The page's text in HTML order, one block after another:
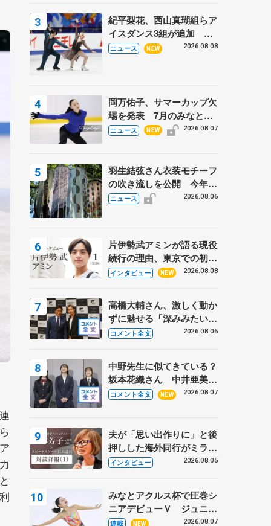
紀平梨花、西山真瑚組らア
イスダンス3組が追加 い
くこう、かほゆうも、木下
ニュース NEW 2026.08.08
岡万佑子、サマーカップ欠
場を発表 7月のみなとア
クルス杯は腰痛の影響で
ニュース NEW 2026.08.07
羽生結弦さん衣装モチーフ
の吹き流しを公開 今年は
「春よ、来い」、仙台の瑞
ニュース 2026.08.06
片伊勢武アミンが語る現役
続行の理由、東京での初め
ての一人暮らし 注目スケ
インタビュー NEW 2026.08.08
高橋大輔さん、激しく動か
ずに魅せる「深みみたいな
ものは出てきている？」
ド野村忠宏さんと和気あい
あい
コメント全文 2026.08.06
中野先生に似てきている？
坂本花織さん 中井亜美は
クリケットのサマーキャン
部科学省スポーツ表彰
式】
コメント全文 NEW 2026.08.07
夫が「思い出作りに」と後
押しした海外同行がミラノ
まで… 繁華街のリンクで
に 小林芳子さんが振り返
るスケート人生
インタビュー 2026.08.05
みなとアクルス杯で圧巻シ
ニアデビューＶ ジュニア
で４シーズン無敗の島田麻
連載 NEW 2026.08.07